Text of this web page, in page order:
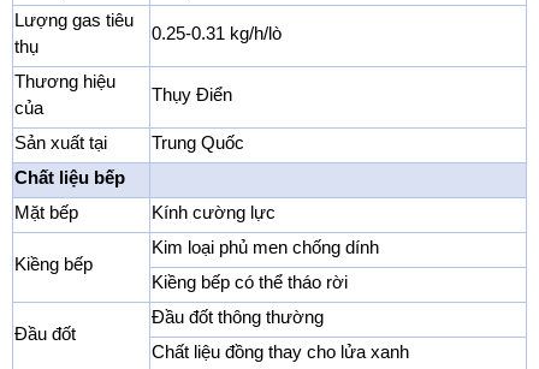
Lượng gas tiêu
thụ
0.25-0.31 kg/h/lò
Thương hiệu
của
Thụy Điển
Sản xuất tại
Trung Quốc
Chất liệu bếp
Mặt bếp
Kính cường lực
Kiềng bếp
Kim loại phủ men chống dính
Kiềng bếp có thể tháo rời
Đầu đốt
Đầu đốt thông thường
Chất liệu đồng thay cho lửa xanh